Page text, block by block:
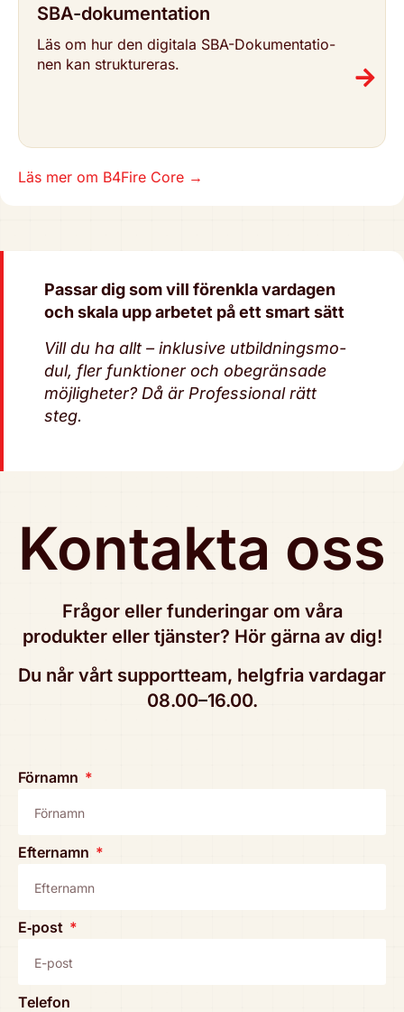
SBA-doku­­men­­ta­­tion
Läs om hur den digitala SBA-Doku­men­ta­tio­
nen kan struk­tu­re­ras.
Läs mer om B4Fire Core →
Passar dig som vill förenkla vardagen
och skala upp arbetet på ett smart sätt
Vill du ha allt – inklusive utbild­nings­mo­
dul, fler funk­tio­ner och obe­grän­sa­de
möj­lig­he­ter? Då är Pro­fes­sio­nal rätt
steg.
Kontakta oss
Frågor eller fun­de­ring­ar om våra
produkter eller tjänster? Hör gärna av dig!
Du når vårt sup­port­team, helgfria vardagar
08.00–16.00.
Förnamn
Efternamn
E‑post
Telefon